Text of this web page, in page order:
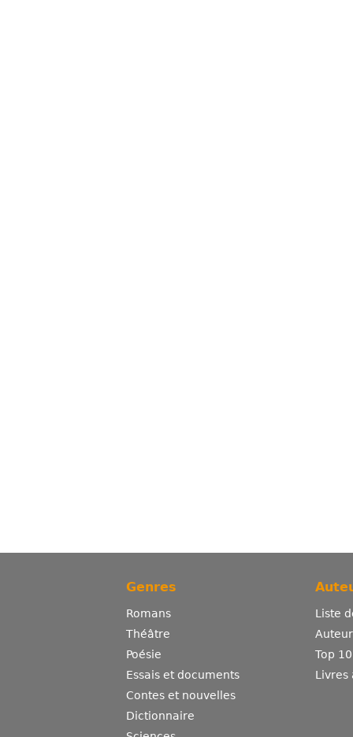
Genres
Romans
Théâtre
Poésie
Essais et documents
Contes et nouvelles
Dictionnaire
Liste
Top
Livres